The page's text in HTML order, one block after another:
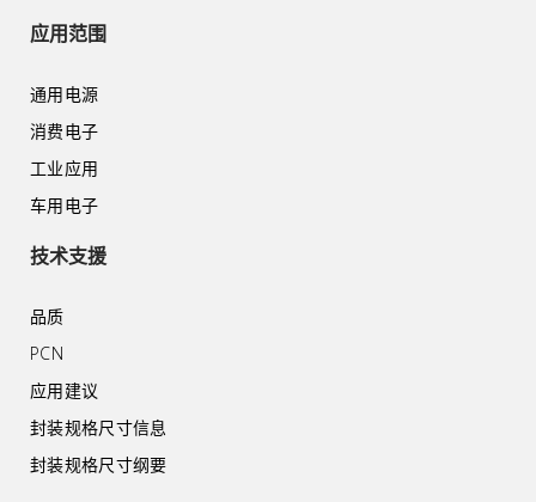
应用范围
通用电源
消费电子
工业应用
车用电子
技术支援
品质
PCN
应用建议
封装规格尺寸信息
封装规格尺寸纲要